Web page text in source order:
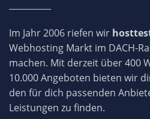
Im Jahr 2006 riefen wir
Webhosting Markt im DACH-
machen. Mit derzeit über 400
10.000 Angeboten bieten wir
den für dich passenden
Leistungen zu finden.